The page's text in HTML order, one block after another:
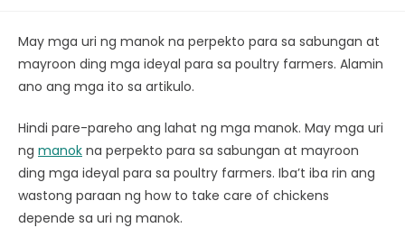
May mga uri ng manok na perpekto para sa sabungan at
mayroon ding mga ideyal para sa poultry farmers. Alamin
ano ang mga ito sa artikulo.
Hindi pare-pareho ang lahat ng mga manok. May mga uri
ng manok na perpekto para sa sabungan at mayroon
ding mga ideyal para sa poultry farmers. Iba’t iba rin ang
wastong paraan ng how to take care of chickens
depende sa uri ng manok.